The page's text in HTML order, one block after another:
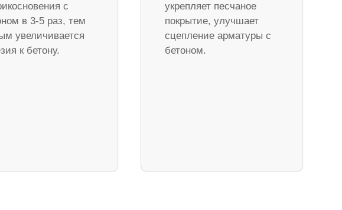
с
в 3-5 раз, тем
увеличивается
к бетону.
укрепляет песчаное
покрытие, улучшает
сцепление арматуры с
бетоном.